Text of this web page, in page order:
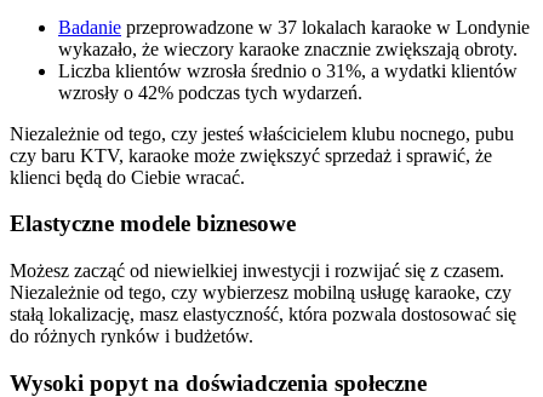
Badanie przeprowadzone w 37 lokalach karaoke w Londynie
wykazało, że wieczory karaoke znacznie zwiększają obroty.
Liczba klientów wzrosła średnio o 31%, a wydatki klientów
wzrosły o 42% podczas tych wydarzeń.
Niezależnie od tego, czy jesteś właścicielem klubu nocnego, pubu
czy baru KTV, karaoke może zwiększyć sprzedaż i sprawić, że
klienci będą do Ciebie wracać.
Elastyczne modele biznesowe‍
Możesz zacząć od niewielkiej inwestycji i rozwijać się z czasem.
Niezależnie od tego, czy wybierzesz mobilną usługę karaoke, czy
stałą lokalizację, masz elastyczność, która pozwala dostosować się
do różnych rynków i budżetów.
Wysoki popyt na doświadczenia społeczne‍